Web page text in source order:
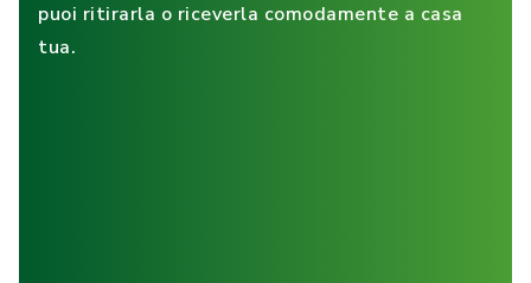
puoi ritirarla o riceverla comodamente a casa
tua.